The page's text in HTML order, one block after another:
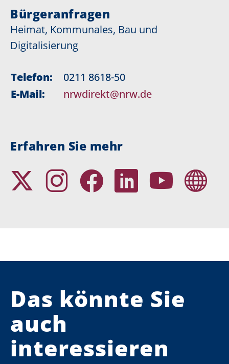
Bürgeranfragen
Heimat, Kommunales, Bau und
Digitalisierung
Telefon:
0211 8618-50
E-Mail:
nrwdirekt@nrw.de
Erfahren Sie mehr
Das könnte Sie
auch
interessieren